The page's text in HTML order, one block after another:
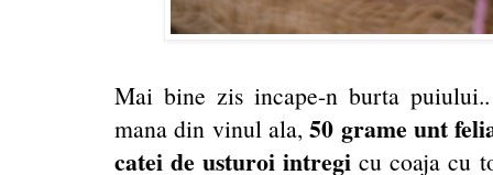
Mai bine zis incape-n burta
mana din vinul ala,50 grame unt
catei de usturoi intregi cu coaja cu